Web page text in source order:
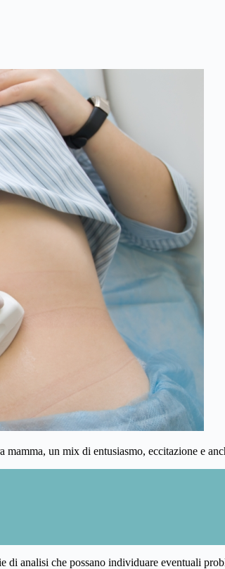
un mix di entusiasmo, eccitazione e
di analisi che possano individuare eventuali